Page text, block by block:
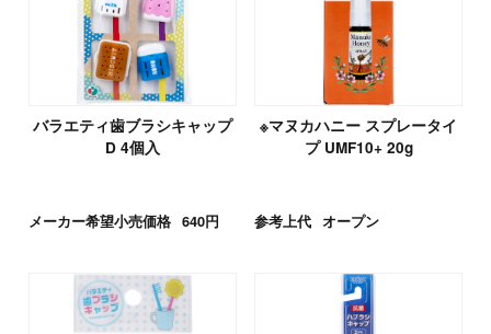
バラエティ歯ブラシキャップ
D 4個入
メーカー希望小売価格 640円
※マヌカハニー スプレータイ
プ UMF10+ 20g
参考上代 オープン